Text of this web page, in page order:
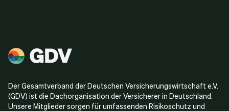
Der Gesamtverband der Deutschen Versicherungswirtschaft e.V.
(GDV) ist die Dachorganisation der Versicherer in Deutschland.
Unsere Mitglieder sorgen für umfassenden Risikoschutz und